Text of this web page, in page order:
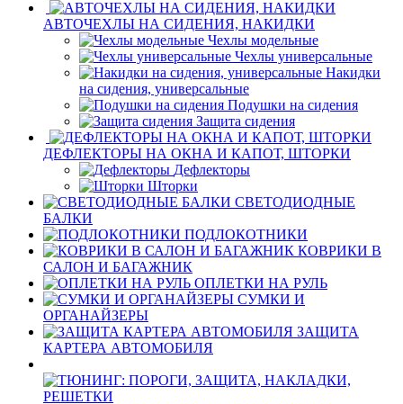
АВТОЧЕХЛЫ НА СИДЕНИЯ, НАКИДКИ
Чехлы модельные
Чехлы универсальные
Накидки
на сидения, универсальные
Подушки на сидения
Защита сидения
ДЕФЛЕКТОРЫ НА ОКНА И КАПОТ, ШТОРКИ
Дефлекторы
Шторки
СВЕТОДИОДНЫЕ
БАЛКИ
ПОДЛОКОТНИКИ
КОВРИКИ В
САЛОН И БАГАЖНИК
ОПЛЕТКИ НА РУЛЬ
СУМКИ И
ОРГАНАЙЗЕРЫ
ЗАЩИТА
КАРТЕРА АВТОМОБИЛЯ